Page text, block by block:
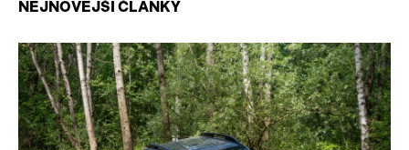
NEJNOVĚJŠÍ ČLÁNKY